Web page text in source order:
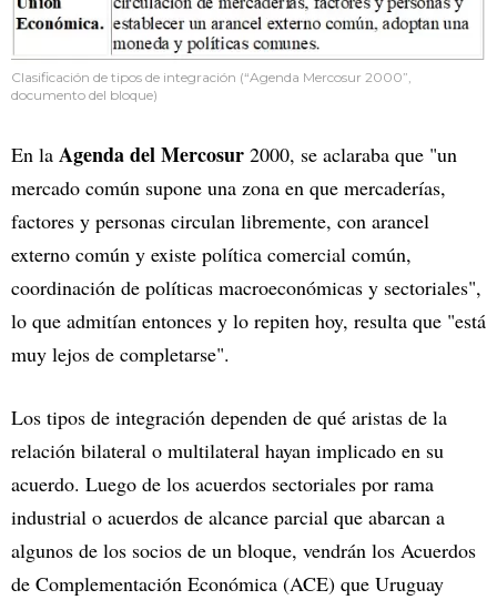
Clasificación de tipos de integración (“Agenda Mercosur 2000”,
documento del bloque)
En la Agenda del Mercosur 2000, se aclaraba que "un
mercado común supone una zona en que mercaderías,
factores y personas circulan libremente, con arancel
externo común y existe política comercial común,
coordinación de políticas macroeconómicas y sectoriales",
lo que admitían entonces y lo repiten hoy, resulta que "está
muy lejos de completarse".
Los tipos de integración dependen de qué aristas de la
relación bilateral o multilateral hayan implicado en su
acuerdo. Luego de los acuerdos sectoriales por rama
industrial o acuerdos de alcance parcial que abarcan a
algunos de los socios de un bloque, vendrán los Acuerdos
de Complementación Económica (ACE) que Uruguay